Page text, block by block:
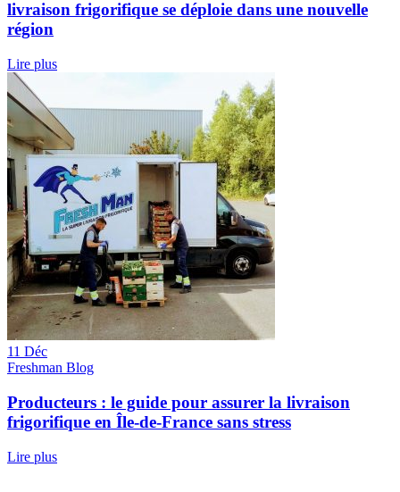
livraison frigorifique se déploie dans une nouvelle
région
Lire plus
11 Déc
Freshman Blog
Producteurs : le guide pour assurer la livraison
frigorifique en Île-de-France sans stress
Lire plus